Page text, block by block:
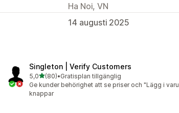
Ha Noi, VN
14 augusti 2025
Singleton | Verify Customers
5,0av 5 stjärnor
(80)
80 recensioner totalt
•Gratisplan tillgänglig
Ge kunder behörighet att se priser och "Lägg i
knappar